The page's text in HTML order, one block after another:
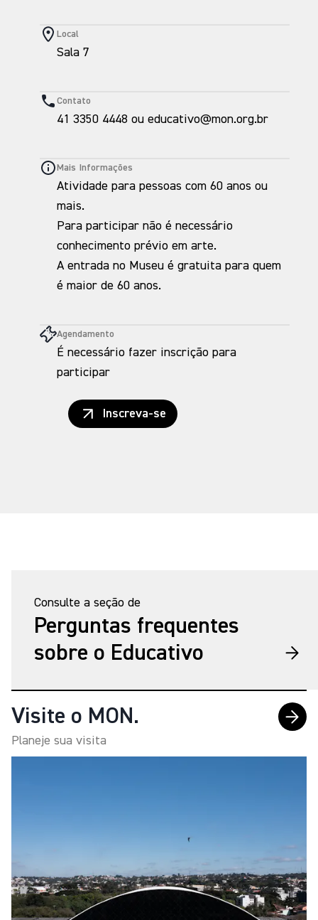
Local
Sala 7
Contato
41 3350 4448 ou educativo@mon.org.br
Mais Informações
Atividade para pessoas com 60 anos ou
mais.
Para participar não é necessário
conhecimento prévio em arte.
A entrada no Museu é gratuita para quem
é maior de 60 anos.
Agendamento
É necessário fazer inscrição para
participar
Inscreva-se
Consulte a seção de
Perguntas frequentes
sobre o Educativo
Visite o MON.
Planeje sua visita